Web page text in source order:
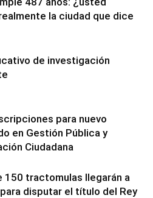
la ciudad que dice
de investigación
para nuevo
en Gestión Pública y
Ciudadana
150 tractomulas llegarán a
disputar el título del Rey